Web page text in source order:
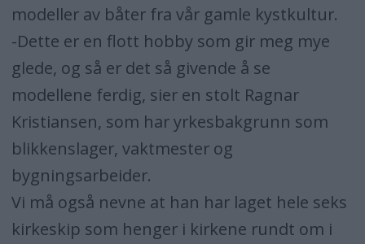
modeller av båter fra vår gamle kystkultur.
-Dette er en flott hobby som gir meg mye
glede, og så er det så givende å se
modellene ferdig, sier en stolt Ragnar
Kristiansen, som har yrkesbakgrunn som
blikkenslager, vaktmester og
bygningsarbeider.
Vi må også nevne at han har laget hele seks
kirkeskip som henger i kirkene rundt om i